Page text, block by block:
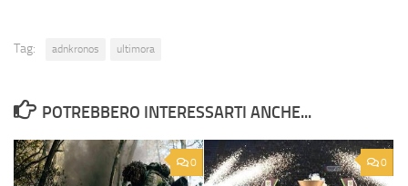
Tag: adnkronos ultimora
POTREBBERO INTERESSARTI ANCHE...
0 0